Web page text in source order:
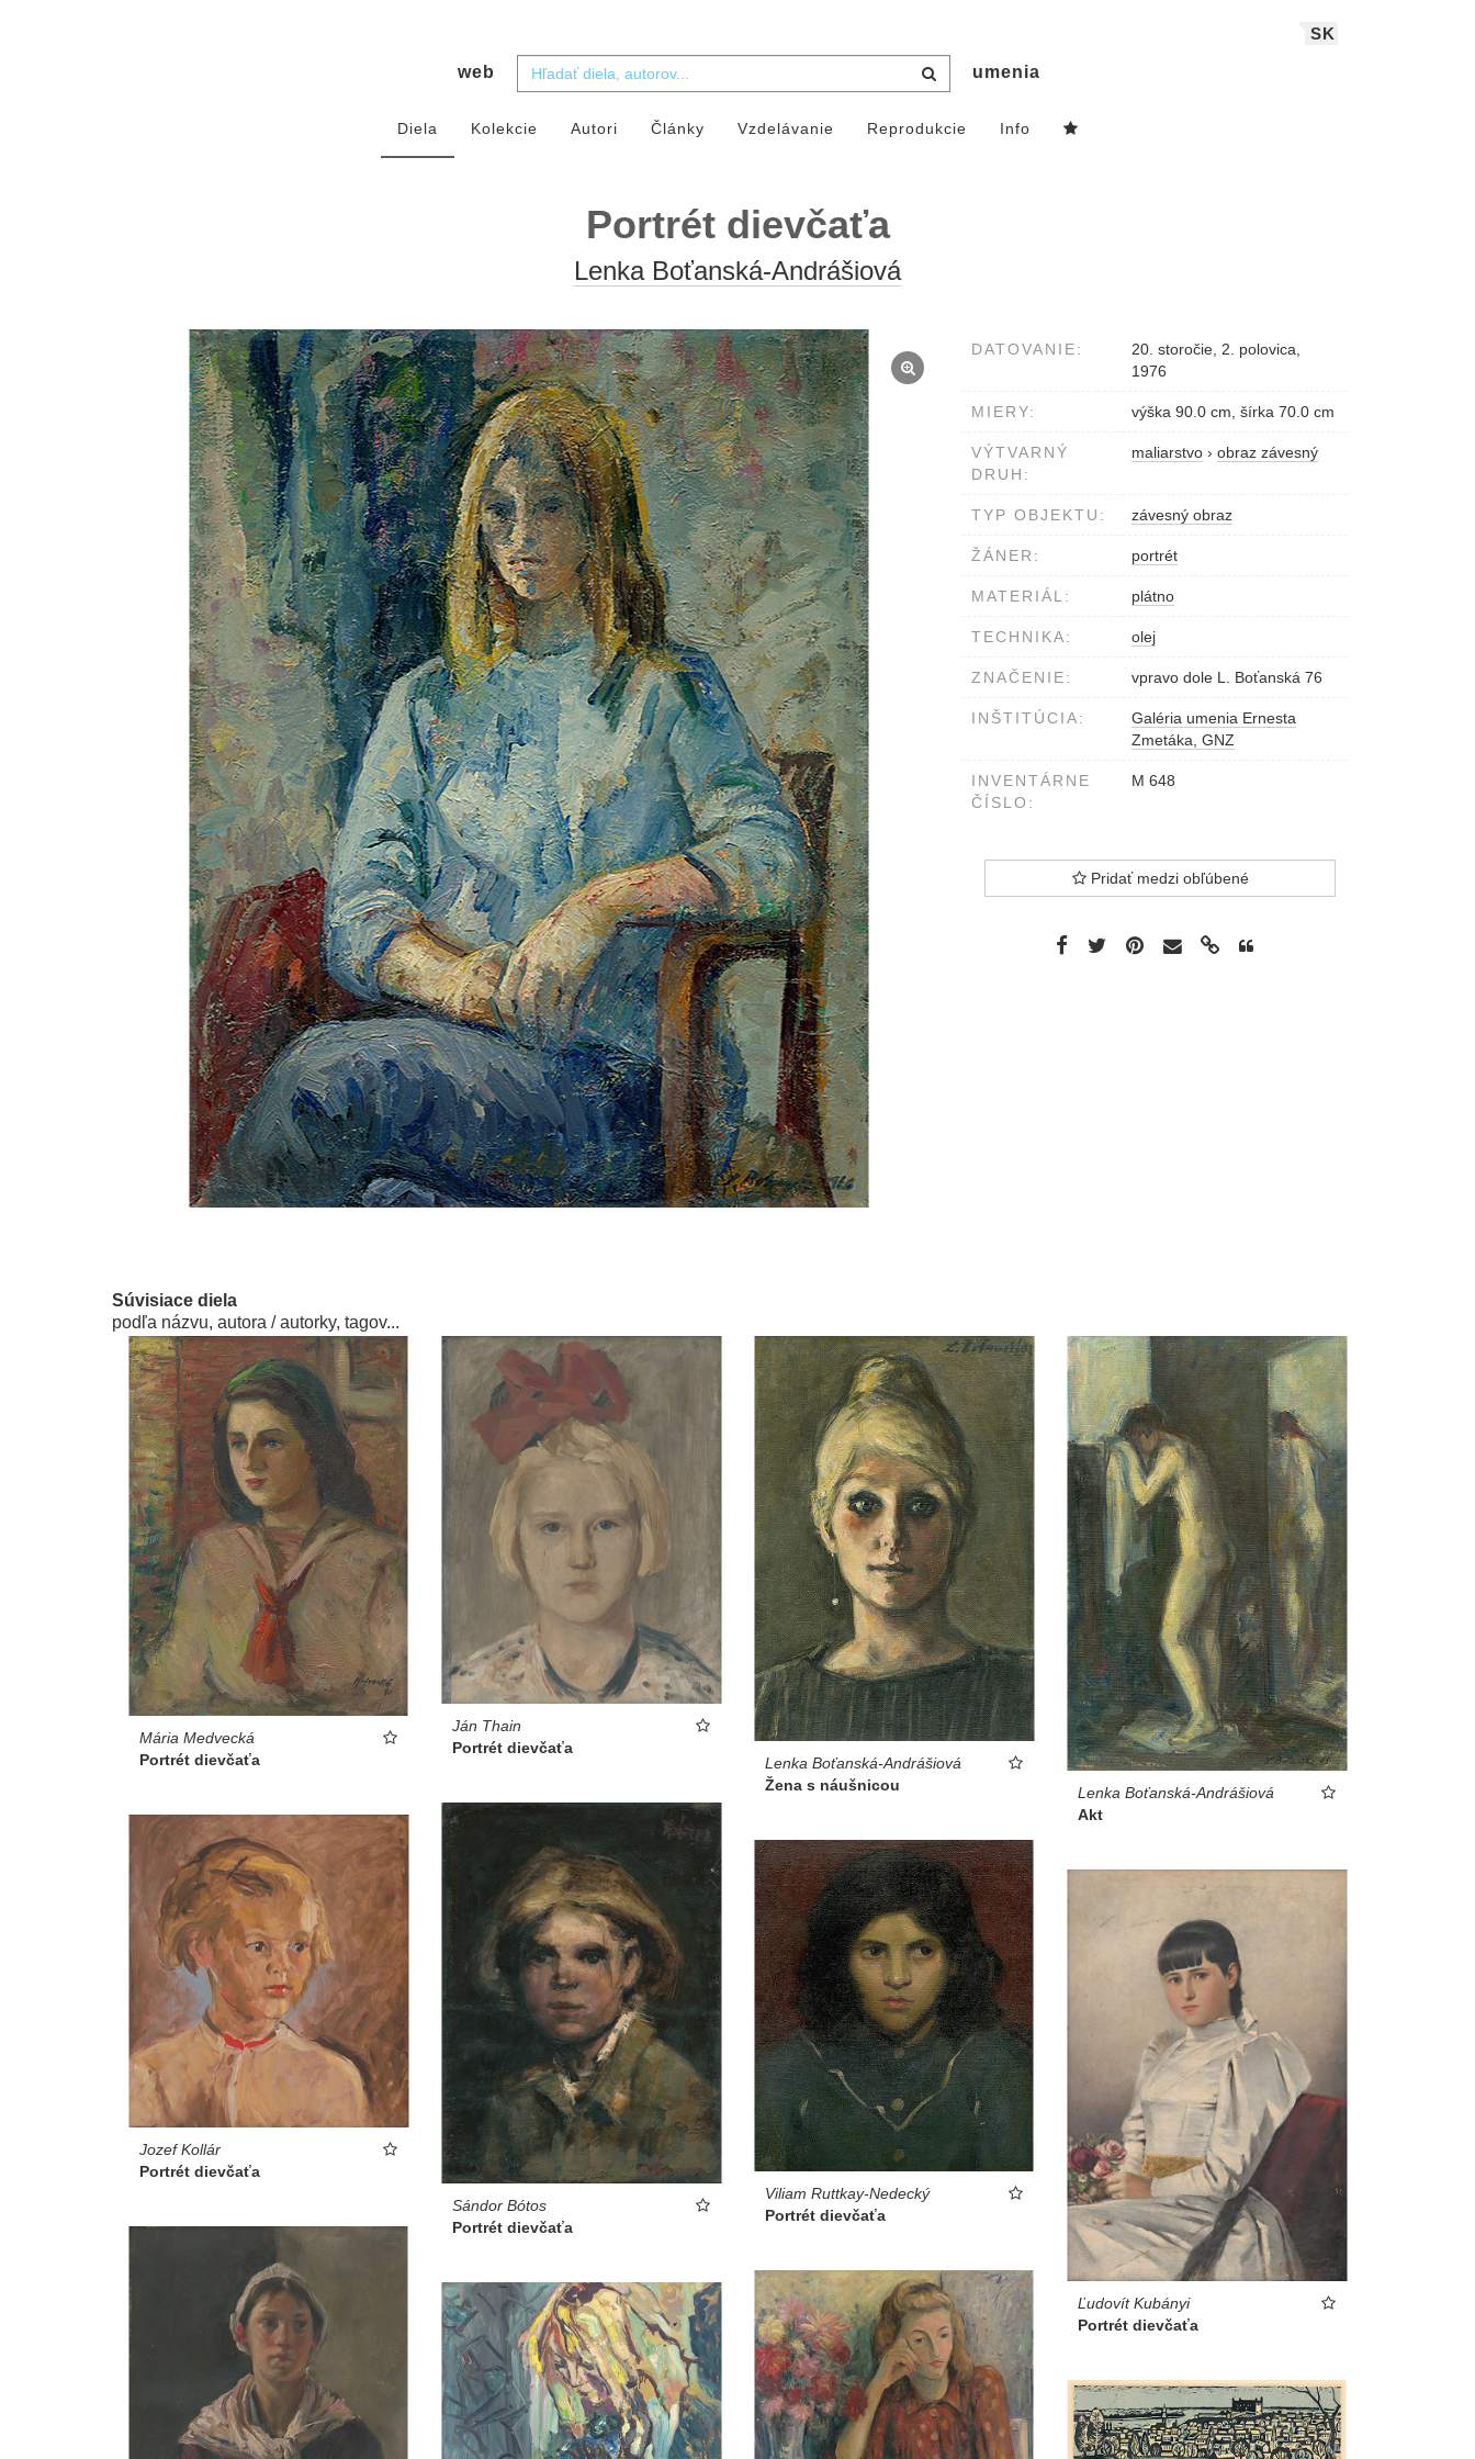
SK
web umenia
Diela Kolekcie Autori Články Vzdelávanie Reprodukcie Info
Portrét dievčaťa
Lenka Boťanská-Andrášiová
DATOVANIE:
20. storočie, 2. polovica,
1976
MIERY: výška 90.0 cm, šírka 70.0 cm
VÝTVARNÝ
DRUH:
maliarstvo › obraz závesný
TYP OBJEKTU: závesný obraz
ŽÁNER: portrét
MATERIÁL: plátno
TECHNIKA: olej
ZNAČENIE: vpravo dole L. Boťanská 76
INŠTITÚCIA:
Galéria umenia Ernesta
Zmetáka, GNZ
INVENTÁRNE
ČÍSLO:
M 648
Pridať medzi obľúbené
Súvisiace diela
podľa názvu, autora / autorky, tagov...
Mária Medvecká
Portrét dievčaťa
Ján Thain
Portrét dievčaťa
Lenka Boťanská-Andrášiová
Žena s náušnicou
Lenka Boťanská-Andrášiová
Akt
Sándor Bótos
Portrét dievčaťa
Jozef Kollár
Portrét dievčaťa
Viliam Ruttkay-Nedecký
Portrét dievčaťa
Ľudovít Kubányi
Portrét dievčaťa